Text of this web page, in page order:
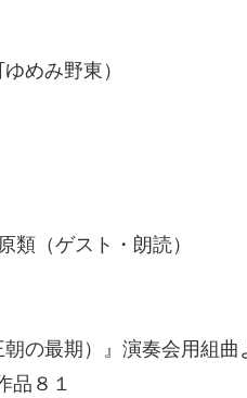
めみ野東）
類（ゲスト・朗読）
の最期）』演奏会用組曲
８１